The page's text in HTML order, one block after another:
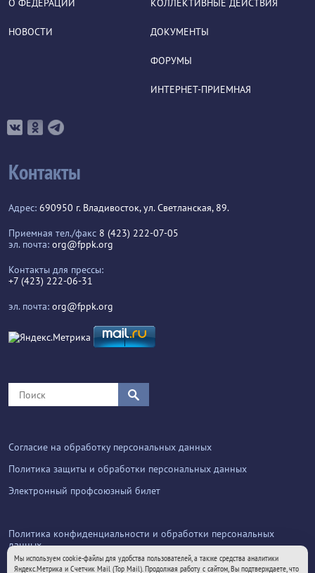
О ФЕДЕРАЦИИ
НОВОСТИ
КОЛЛЕКТИВНЫЕ ДЕЙСТВИЯ
ДОКУМЕНТЫ
ФОРУМЫ
ИНТЕРНЕТ-ПРИЕМНАЯ
Контакты
Адрес: 690950 г. Владивосток, ул. Светланская, 89.
Приемная тел./факс 8 (423) 222-07-05
эл. почта: org@fppk.org
Контакты для прессы:
+7 (423) 222-06-31
эл. почта: org@fppk.org
Согласие на обработку персональных данных
Политика защиты и обработки персональных данных
Электронный профсоюзный билет
Политика конфиденциальности и обработки персональных
данных
Мы используем cookie-файлы для удобства пользователей, а также средства аналитики
Яндекс.Метрика и Счетчик Mail (Top Mail). Продолжая работу с сайтом, Вы подтверждаете, что